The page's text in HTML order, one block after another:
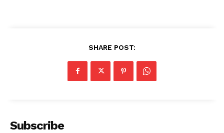
SHARE POST:
Subscribe